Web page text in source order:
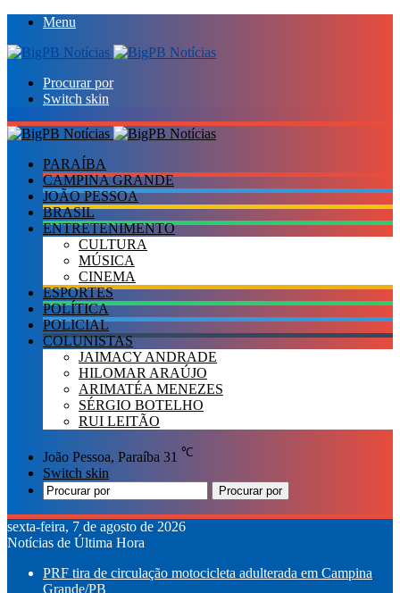
Menu
Procurar por
Switch skin
PARAÍBA
CAMPINA GRANDE
JOÃO PESSOA
BRASIL
ENTRETENIMENTO
CULTURA
MÚSICA
CINEMA
ESPORTES
POLÍTICA
POLICIAL
COLUNISTAS
JAIMACY ANDRADE
HILOMAR ARAÚJO
ARIMATÉA MENEZES
SÉRGIO BOTELHO
RUI LEITÃO
João Pessoa, Paraíba 31 ℃
Switch skin
Procurar por
sexta-feira, 7 de agosto de 2026
Notícias de Última Hora
PRF tira de circulação motocicleta adulterada em Campina
Grande/PB